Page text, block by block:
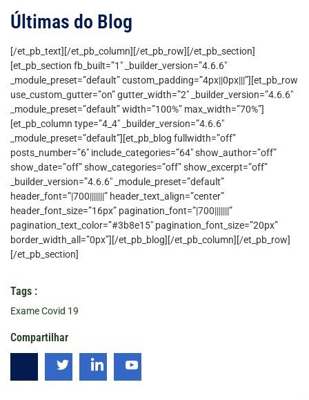
Últimas do Blog
[/et_pb_text][/et_pb_column][/et_pb_row][/et_pb_section]
[et_pb_section fb_built=”1″ _builder_version=”4.6.6″
_module_preset=”default” custom_padding=”4px||0px|||”][et_pb_row
use_custom_gutter=”on” gutter_width=”2″ _builder_version=”4.6.6″
_module_preset=”default” width=”100%” max_width=”70%”]
[et_pb_column type=”4_4″ _builder_version=”4.6.6″
_module_preset=”default”][et_pb_blog fullwidth=”off”
posts_number=”6″ include_categories=”64″ show_author=”off”
show_date=”off” show_categories=”off” show_excerpt=”off”
_builder_version=”4.6.6″ _module_preset=”default”
header_font=”|700|||||||” header_text_align=”center”
header_font_size=”16px” pagination_font=”|700|||||||”
pagination_text_color=”#3b8e15″ pagination_font_size=”20px”
border_width_all=”0px”][/et_pb_blog][/et_pb_column][/et_pb_row]
[/et_pb_section]
Tags :
Exame Covid 19
Compartilhar